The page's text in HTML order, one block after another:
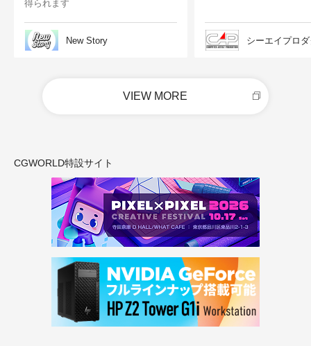
得られます
New Story シーエイプロ
VIEW MORE
CGWORLD特設サイト